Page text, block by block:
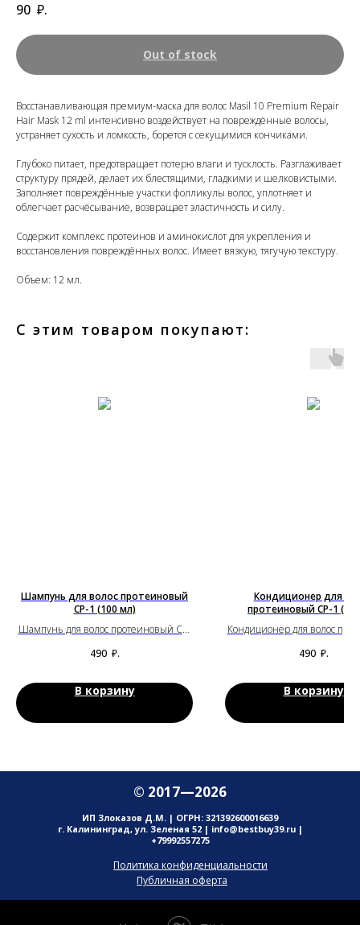
90 ₽.
Out of stock
Восстанавливающая премиум-маска для волос Masil 10 Premium Repair
Hair Mask 12 ml интенсивно воздействует на повреждённые волосы,
устраняет сухость и ломкость, борется с секущимися кончиками.
Глубоко питает, предотвращает потерю влаги и тусклость. Разглаживает
структуру прядей, делает их блестящими, гладкими и шелковистыми.
Заполняет повреждённые участки фолликулы волос, уплотняет и
облегчает расчёсывание, возвращает эластичность и силу.
Содержит комплекс протеинов и аминокислот для укрепления и
восстановления повреждённых волос. Имеет вязкую, тягучую текстуру.
Объем: 12 мл.
С этим товаром покупают:
Шампунь для волос протеиновый
CP-1 (100 мл)
Шампунь для волос протеиновый CP-
490 ₽.
В корзину
Кондиционер для
протеиновый CP-1
Кондиционер для волос
490 ₽.
В корзину
© 2017—2026
ИП Злоказов Д.М. | ОГРН: 321392600016639
г. Калининград, ул. Зеленая 52 | info@bestbuy39.ru |
+79992557275
Политика конфиденциальности
Публичная оферта